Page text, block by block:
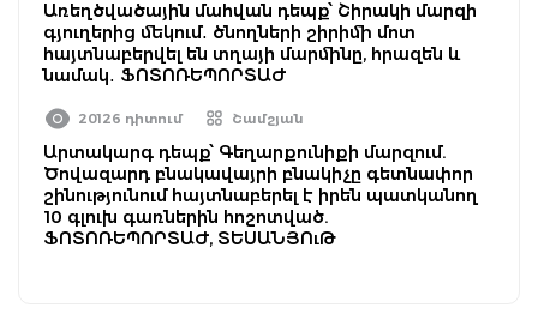
Առեղծվածային մահվան դեպք՝ Շիրակի մարզի
գյուղերից մեկում․ ծնողների շիրիմի մոտ
հայտնաբերվել են տղայի մարմինը, հրազեն և
նամակ․ ՖՈՏՈՌԵՊՈՐՏԱԺ
20126 դիտում Շամշյան
Արտակարգ դեպք՝ Գեղարքունիքի մարզում.
Ծովազարդ բնակավայրի բնակիչը գետնափոր
շինությունում հայտնաբերել է իրեն պատկանող
10 գլուխ գառներին հոշոտված.
ՖՈՏՈՌԵՊՈՐՏԱԺ, ՏԵՍԱՆՅՈւԹ